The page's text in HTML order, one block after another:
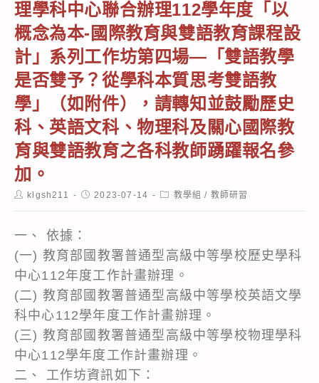
理學科中心聯合辦理112學年度「以
概念為本-國際教育與雙語教育課程設
計」系列工作坊第四場—「雙語教學
是否雙予？從學科本質思考雙語教
學」（如附件），請轉知並鼓勵歷史
科、英語文科、物理科及關心國際教
育與雙語教育之各科教師踴躍報名參
加。
Postklgsh211
Post2023-07-14
Post教學組 / 教師研習
一、 依據：
(一) 教育部國教署普通型高級中等學校歷史學科
中心112年度工作計畫辦理。
(二) 教育部國教署普通型高級中等學校英語文學
科中心112學年度工作計畫辦理。
(三) 教育部國教署普通型高級中等學校物理學科
中心112學年度工作計畫辦理。
二、 工作坊資訊如下：